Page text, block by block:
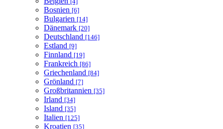
Bosnien [6]
Bulgarien [14]
Dänemark [20]
Deutschland [146]
Estland [9]
Finnland [19]
Frankreich [86]
Griechenland [84]
Grönland [7]
Großbritannien [35]
Irland [34]
Island [35]
Italien [125]
Kroatien [35]